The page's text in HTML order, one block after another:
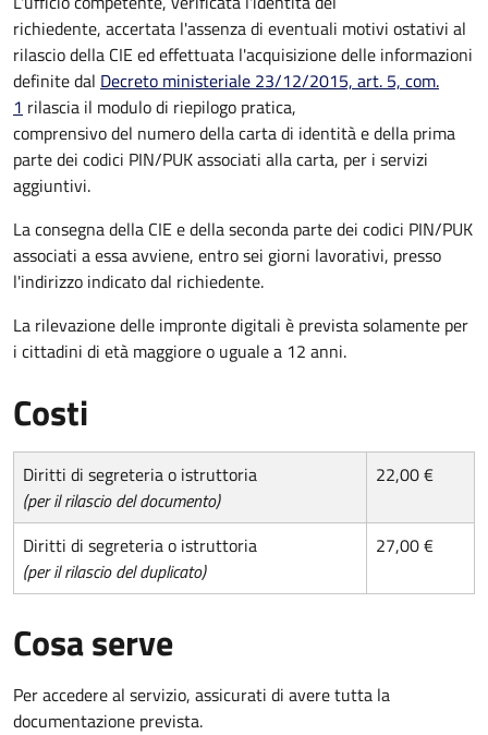
richiedente, accertata l'assenza di eventuali motivi ostativi al
rilascio della CIE ed effettuata l'acquisizione delle informazioni
definite dal Decreto ministeriale 23/12/2015, art. 5, com.
1 rilascia il modulo di riepilogo pratica,
comprensivo del numero della carta di identità e della prima
parte dei codici PIN/PUK associati alla carta, per i servizi
aggiuntivi.
La consegna della CIE e della seconda parte dei codici PIN/PUK
associati a essa avviene, entro sei giorni lavorativi, presso
l'indirizzo indicato dal richiedente.
La rilevazione delle impronte digitali è prevista solamente per
i cittadini di età maggiore o uguale a 12 anni.
Costi
Diritti di segreteria o istruttoria
(per il rilascio del documento)
22,00 €
Diritti di segreteria o istruttoria
(per il rilascio del duplicato)
27,00 €
Cosa serve
Per accedere al servizio, assicurati di avere tutta la
documentazione prevista.